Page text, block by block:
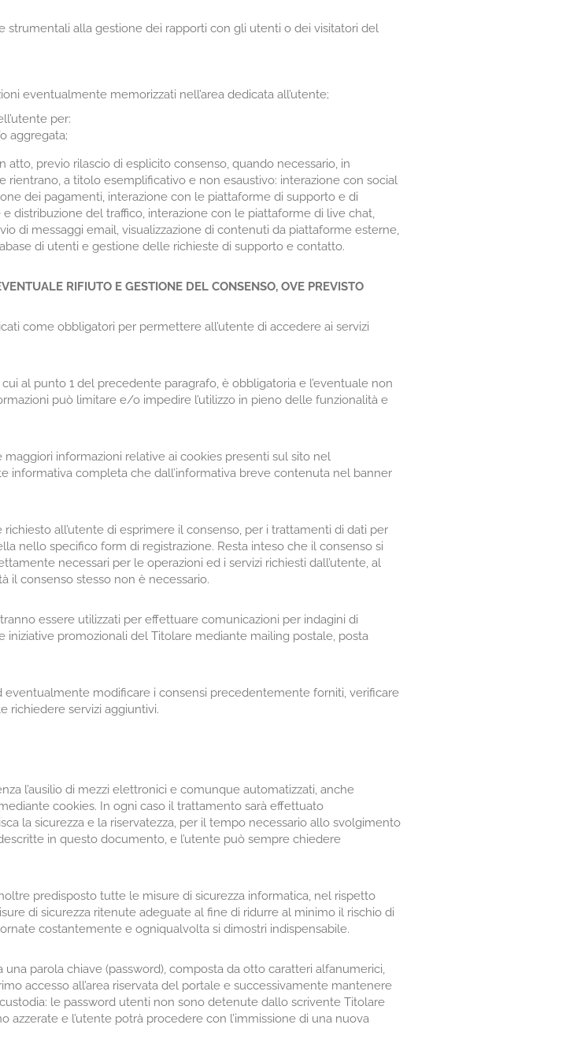
alla gestione dei rapporti con gli utenti o dei visitatori del
eventualmente memorizzati nell’area dedicata all’utente;
per:
aggregata;
previo rilascio di esplicito consenso, quando necessario, in
rientrano, a titolo esemplificativo e non esaustivo: interazione con social
dei pagamenti, interazione con le piattaforme di supporto e di
distribuzione del traffico, interazione con le piattaforme di live chat,
di messaggi email, visualizzazione di contenuti da piattaforme esterne,
di utenti e gestione delle richieste di supporto e contatto.
RIFIUTO E GESTIONE DEL CONSENSO, OVE PREVISTO
come obbligatori per permettere all’utente di accedere ai servizi
al punto 1 del precedente paragrafo, è obbligatoria e l’eventuale non
può limitare e/o impedire l’utilizzo in pieno delle funzionalità e
informazioni relative ai cookies presenti sul sito nel
informativa completa che dall’informativa breve contenuta nel banner
all’utente di esprimere il consenso, per i trattamenti di dati per
nello specifico form di registrazione. Resta inteso che il consenso si
necessari per le operazioni ed i servizi richiesti dall’utente, al
il consenso stesso non è necessario.
essere utilizzati per effettuare comunicazioni per indagini di
promozionali del Titolare mediante mailing postale, posta
eventualmente modificare i consensi precedentemente forniti, verificare
richiedere servizi aggiuntivi.
l’ausilio di mezzi elettronici e comunque automatizzati, anche
cookies. In ogni caso il trattamento sarà effettuato
la sicurezza e la riservatezza, per il tempo necessario allo svolgimento
in questo documento, e l’utente può sempre chiedere
inoltre predisposto tutte le misure di sicurezza informatica, nel rispetto
di sicurezza ritenute adeguate al fine di ridurre al minimo il rischio di
costantemente e ogniqualvolta si dimostri indispensabile.
parola chiave (password), composta da otto caratteri alfanumerici,
accesso all’area riservata del portale e successivamente mantenere
le password utenti non sono detenute dallo scrivente Titolare
e l’utente potrà procedere con l’immissione di una nuova